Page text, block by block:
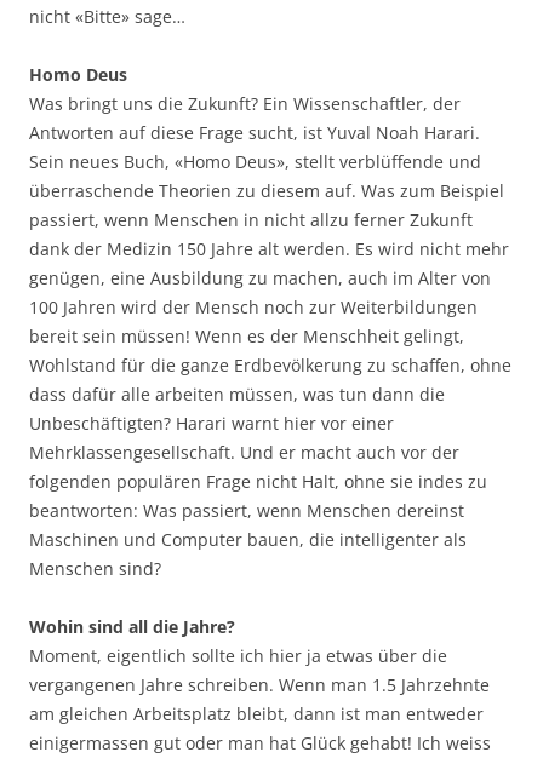
nicht «Bitte» sage…
Homo Deus
Was bringt uns die Zukunft? Ein Wissenschaftler, der
Antworten auf diese Frage sucht, ist Yuval Noah Harari.
Sein neues Buch, «Homo Deus», stellt verblüffende und
überraschende Theorien zu diesem auf. Was zum Beispiel
passiert, wenn Menschen in nicht allzu ferner Zukunft
dank der Medizin 150 Jahre alt werden. Es wird nicht mehr
genügen, eine Ausbildung zu machen, auch im Alter von
100 Jahren wird der Mensch noch zur Weiterbildungen
bereit sein müssen! Wenn es der Menschheit gelingt,
Wohlstand für die ganze Erdbevölkerung zu schaffen, ohne
dass dafür alle arbeiten müssen, was tun dann die
Unbeschäftigten? Harari warnt hier vor einer
Mehrklassengesellschaft. Und er macht auch vor der
folgenden populären Frage nicht Halt, ohne sie indes zu
beantworten: Was passiert, wenn Menschen dereinst
Maschinen und Computer bauen, die intelligenter als
Menschen sind?
Wohin sind all die Jahre?
Moment, eigentlich sollte ich hier ja etwas über die
vergangenen Jahre schreiben. Wenn man 1.5 Jahrzehnte
am gleichen Arbeitsplatz bleibt, dann ist man entweder
einigermassen gut oder man hat Glück gehabt! Ich weiss